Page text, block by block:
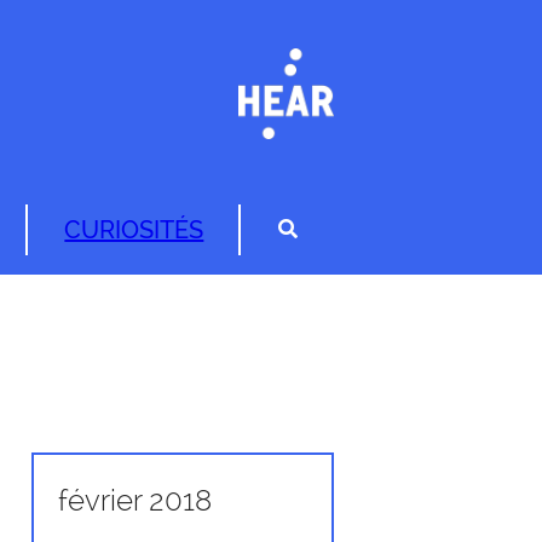
CURIOSITÉS
février 2018